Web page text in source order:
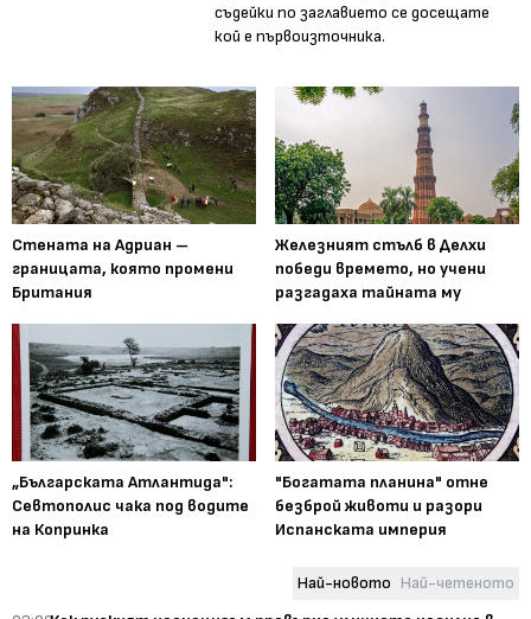
съдейки по заглавието се досещате
кой е първоизточника.
Стената на Адриан –
границата, която промени
Британия
Железният стълб в Делхи
победи времето, но учени
разгадаха тайната му
„Българската Атлантида":
Севтополис чака под водите
на Копринка
"Богатата планина" отне
безброй животи и разори
Испанската империя
Най-новото Най-четеното